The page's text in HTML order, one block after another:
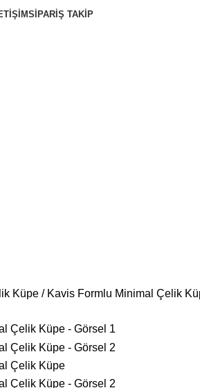
SIPARIŞ TAKIP
Küpe
Kavis Formlu Minimal Çelik